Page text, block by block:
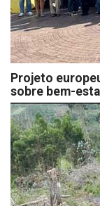
Projeto
sobre bem-